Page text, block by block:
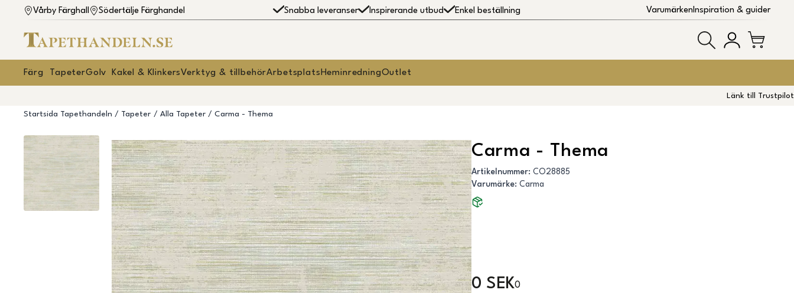
Vårby Färghall Södertälje Färghandel Snabba leveranser Inspirerande utbud Enkel beställning VarumärkenInspiration & guider
Färg TapeterGolv Kakel & KlinkersVerktyg & tillbehörArbetsplats HeminredningOutlet
Länk till Trustpilot
Startsida Tapethandeln Tapeter Alla Tapeter Carma - Thema
Carma - Thema
Artikelnummer: CO28885
Varumärke: Carma
0 SEK0